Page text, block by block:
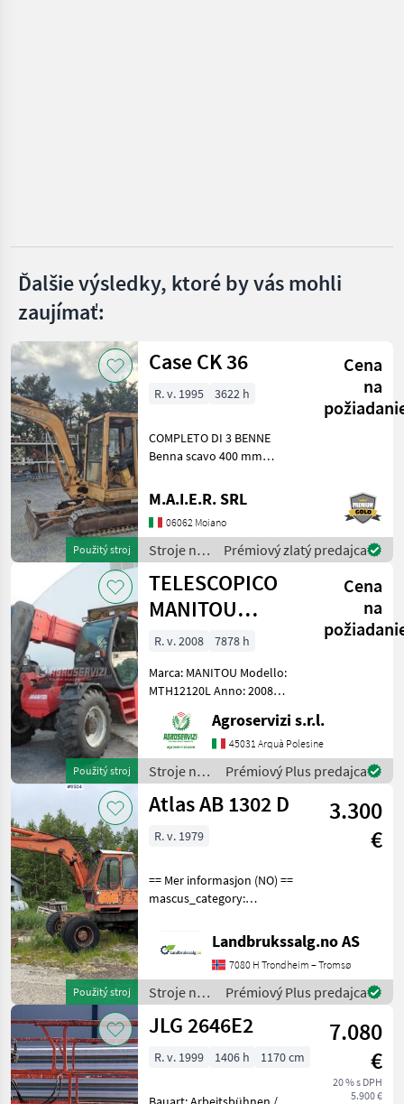
Ďalšie výsledky, ktoré by vás mohli
zaujímať:
Použitý stroj
Case CK 36
Cena
na
R. v. 1995 3622 h
COMPLETO DI 3 BENNE
Benna scavo 400 mm
Benna liscia 1400 mm Stroje
na stavbu mini bager
M.A.I.E.R. SRL
06062 Moiano
Stroje na
stavbu /
Case IH
Prémiový zlatý predajca
Použitý stroj
TELESCOPICO
MANITOU
MHT10120L
(ANNO 2008)
Cena
na
R. v. 2008
7878 h
Marca: MANITOU Modello:
MTH12120L Anno: 2008
ATTREZZI, DOPPIO SFILO
Portata max: 12 TON
Altezza max di
sollevamento: 9.6 MT
Motore: MERCEDES BENZ 1
Agroservizi s.r.l.
45031 Arquà Polesine
Stroje na
stavbu /
Manitou
Prémiový Plus predajca
Použitý stroj
Atlas AB 1302 D
3.300
€
R. v. 1979
== Mer informasjon (NO) ==
mascus_category:
reference number upon
request: 9504 See
en.landbrukssalg.no/9504
for more images Specificati
Landbrukssalg.no AS
7080 H Trondheim – Tromsø
Stroje na
stavbu /
Atlas
Prémiový Plus predajca
JLG 2646E2
7.080
€
20 % s DPH
5.900 €
R. v. 1999 1406 h 1170 cm